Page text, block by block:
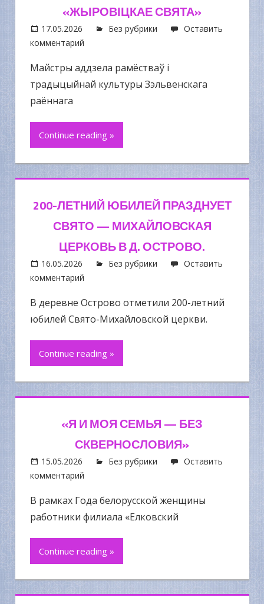
«ЖЫРОВІЦКАЕ СВЯТА»
17.05.2026 Без рубрики
Оставить
комментарий
Майстры аддзела рамёстваў і
традыцыйнай культуры Зэльвенскага
раённага
Continue reading »
200-ЛЕТНИЙ ЮБИЛЕЙ ПРАЗДНУЕТ
СВЯТО — МИХАЙЛОВСКАЯ
ЦЕРКОВЬ В Д. ОСТРОВО.
16.05.2026 Без рубрики
Оставить
комментарий
В деревне Острово отметили 200-летний
юбилей Свято-Михайловской церкви.
Continue reading »
«Я И МОЯ СЕМЬЯ — БЕЗ
СКВЕРНОСЛОВИЯ»
15.05.2026 Без рубрики
Оставить
комментарий
В рамках Года белорусской женщины
работники филиала «Елковский
Continue reading »